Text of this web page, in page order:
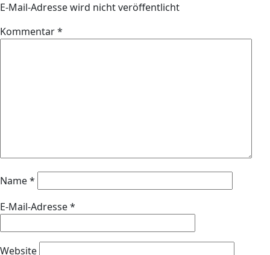
E-Mail-Adresse wird nicht veröffentlicht
Kommentar*
Name*
E-Mail-Adresse*
Website